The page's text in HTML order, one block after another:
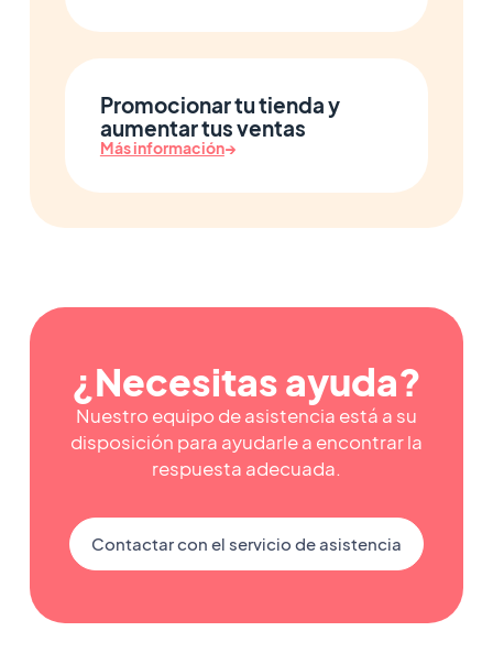
Promocionar tu tienda y
aumentar tus ventas
Más información→
¿Necesitas ayuda?
Nuestro equipo de asistencia está a su
disposición para ayudarle a encontrar la
respuesta adecuada.
Contactar con el servicio de asistencia